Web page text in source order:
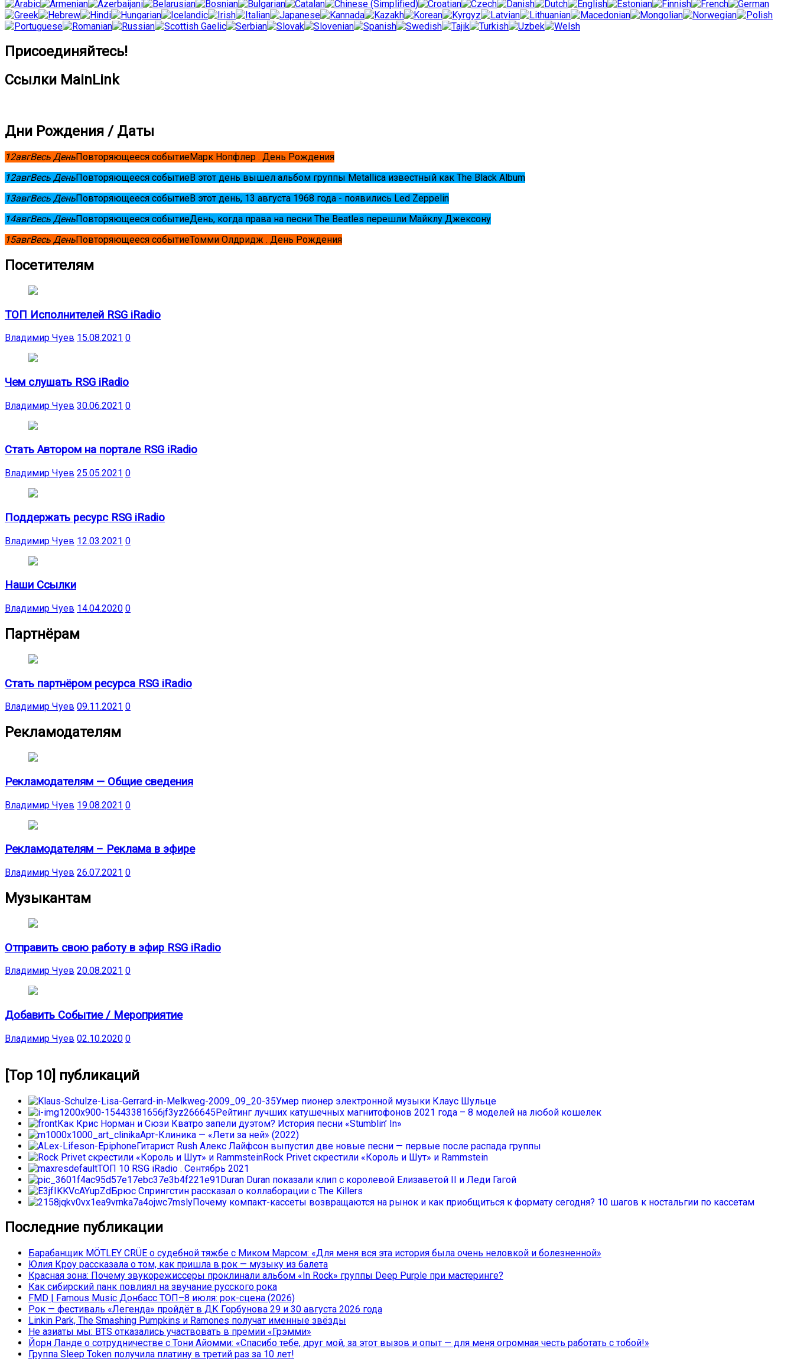
Присоединяйтесь!
Ссылки MainLink
Дни Рождения / Даты
12авгВесь ДеньПовторяющееся событиеМарк Нопфлер . День Рождения
12авгВесь ДеньПовторяющееся событиеВ этот день вышел альбом группы Metallica известный как The Black Album
13авгВесь ДеньПовторяющееся событиеВ этот день, 13 августа 1968 года - появились Led Zeppelin
14авгВесь ДеньПовторяющееся событиеДень, когда права на песни The Beatles перешли Майклу Джексону
15авгВесь ДеньПовторяющееся событиеТомми Олдридж . День Рождения
Посетителям
ТОП Исполнителей RSG iRadio
Владимир Чуев 15.08.2021 0
Чем слушать RSG iRadio
Владимир Чуев 30.06.2021 0
Стать Автором на портале RSG iRadio
Владимир Чуев 25.05.2021 0
Поддержать ресурс RSG iRadio
Владимир Чуев 12.03.2021 0
Наши Ссылки
Владимир Чуев 14.04.2020 0
Партнёрам
Стать партнёром ресурса RSG iRadio
Владимир Чуев 09.11.2021 0
Рекламодателям
Рекламодателям — Общие сведения
Владимир Чуев 19.08.2021 0
Рекламодателям – Реклама в эфире
Владимир Чуев 26.07.2021 0
Музыкантам
Отправить свою работу в эфир RSG iRadio
Владимир Чуев 20.08.2021 0
Добавить Событие / Мероприятие
Владимир Чуев 02.10.2020 0
[Top 10] публикаций
Умер пионер электронной музыки Клаус Шульце
Рейтинг лучших катушечных магнитофонов 2021 года – 8 моделей на любой кошелек
Как Крис Норман и Сюзи Кватро запели дуэтом? История песни «Stumblin’ In»
Арт-Клиника — «Лети за ней» (2022)
Гитарист Rush Алекс Лайфсон выпустил две новые песни — первые после распада группы
Rock Privet скрестили «Король и Шут» и Rammstein
ТОП 10 RSG iRadio . Сентябрь 2021
Duran Duran показали клип с королевой Елизаветой II и Леди Гагой
Брюс Спрингстин рассказал о коллаборации с The Killers
Почему компакт-кассеты возвращаются на рынок и как приобщиться к формату сегодня? 10 шагов к ностальгии по кассетам
Последние публикации
Барабанщик MÖTLEY CRÜE о судебной тяжбе с Миком Марсом: «Для меня вся эта история была очень неловкой и болезненной»
Юлия Кроу рассказала о том, как пришла в рок — музыку из балета
Красная зона: Почему звукорежиссеры проклинали альбом «In Rock» группы Deep Purple при мастеринге?
Как сибирский панк повлиял на звучание русского рока
FMD | Famous Music Донбасс ТОП–8 июля: рок-сцена (2026)
Рок — фестиваль «Легенда» пройдёт в ДК Горбунова 29 и 30 августа 2026 года
Linkin Park, The Smashing Pumpkins и Ramones получат именные звёзды
Не азиаты мы: BTS отказались участвовать в премии «Грэмми»
Йорн Ланде о сотрудничестве с Тони Айомми: «Спасибо тебе, друг мой, за этот вызов и опыт — для меня огромная честь работать с тобой!»
Группа Sleep Token получила платину в третий раз за 10 лет!